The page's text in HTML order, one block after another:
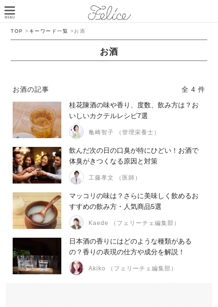
TOP > キーワード一覧 >お酒
お酒
お酒の記事
全 4 件
桂花陳酒の味や香り、度数、飲み方は？お
いしいカクテルレシピ7選
亀崎智子 （管理栄養士）
飲んだ次の日の口臭が特にひどい！お酒で
体臭がきつくなる原因と対策
工藤孝文 （医師）
マッコリの味は？さらに美味しく飲めるお
すすめの飲み方・人気商品5選
Kaede （フェリーチェ編集部）
日本酒の香りにはどのような種類がある
の？香りの表現の仕方や成分を解説！
Akiko （フェリーチェ編集部）